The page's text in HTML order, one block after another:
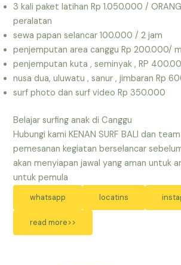
3 kali paket latihan Rp 1.050.000 /
peralatan
sewa papan selancar 100.000 / 2 jam
penjemputan area canggu Rp 200.000/
penjemputan kuta , seminyak , RP
nusa dua, uluwatu , sanur , jimbaran Rp
surf photo dan surf video Rp 350.000
Belajar surfing anak di Canggu
Hubungi kami KENAN SURF BALI dan
pemesanan kegiatan berselancar
akan menyiapan jawal yang aman untuk
untuk pemula
whatsapp locatins
read more>>